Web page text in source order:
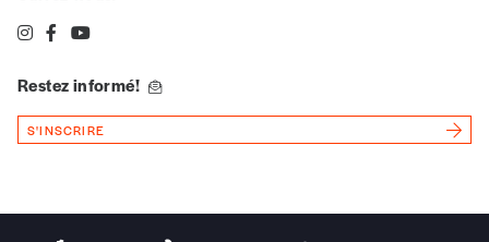
Restez informé!
S'INSCRIRE